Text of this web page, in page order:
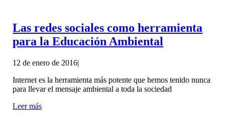
Las redes sociales como herramienta
para la Educación Ambiental
12 de enero de 2016|
Internet es la herramienta más potente que hemos tenido nunca
para llevar el mensaje ambiental a toda la sociedad
Leer más